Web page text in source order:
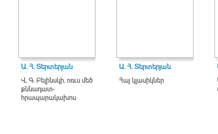
Ա. Հ. Տերտերյան
Վ. Գ. Բելինսկի. ոռւս մեծ
քննադատ-
հրապարակախոս
Ա. Հ. Տերտերյան
Հայ կլասիկներ